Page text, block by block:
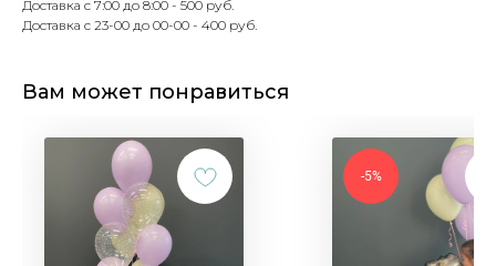
Доставка с 7:00 до 8:00 - 500 руб.
Доставка с 23-00 до 00-00 - 400 руб.
Вам может понравиться
-5%